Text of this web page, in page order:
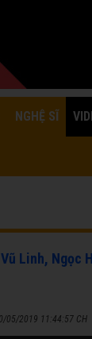
NGHỆ SĨ
Linh, Ngọc
05/2019 11:44:57 CH